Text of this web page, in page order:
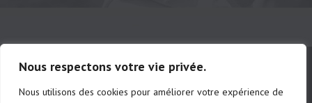
Nous respectons votre vie privée.
Nous utilisons des cookies pour améliorer votre expérience de
© Camping municipal de St-Félix d'Otis,